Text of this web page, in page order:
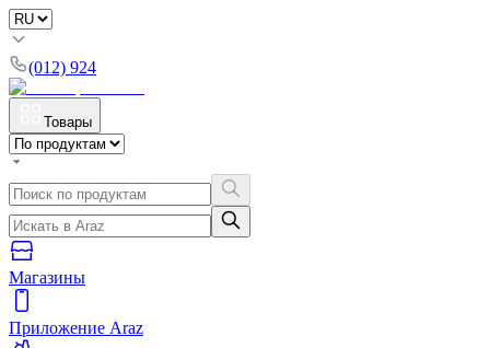
(012) 924
Товары
Магазины
Приложение Araz